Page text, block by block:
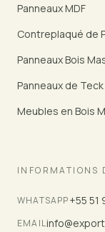
Panneaux MDF
Contreplaqué de
Panneaux Bois
Panneaux de Teck
Meubles en Bois
INFORMATIONS
WHATSAPP+55 51
EMAIL